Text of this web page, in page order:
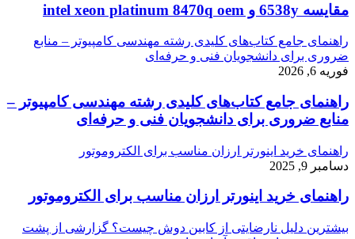
مقایسه 6538y و intel xeon platinum 8470q oem
راهنمای جامع کتاب‌های کلیدی رشته مهندسی کامپیوتر – منابع
ضروری برای دانشجویان فنی و حرفه‌ای
فوریه 6, 2026
راهنمای جامع کتاب‌های کلیدی رشته مهندسی کامپیوتر –
منابع ضروری برای دانشجویان فنی و حرفه‌ای
راهنمای خرید اینورتر ارزان مناسب برای الکتروموتور
دسامبر 9, 2025
راهنمای خرید اینورتر ارزان مناسب برای الکتروموتور
بیشترین دلیل نارضایتی از کابین دوش چیست؟ گزارشی از پشت